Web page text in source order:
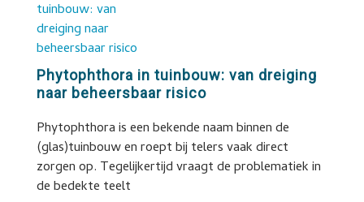
Phytophthora in tuinbouw: van dreiging
naar beheersbaar risico
Phytophthora is een bekende naam binnen de
(glas)tuinbouw en roept bij telers vaak direct
zorgen op. Tegelijkertijd vraagt de problematiek in
de bedekte teelt